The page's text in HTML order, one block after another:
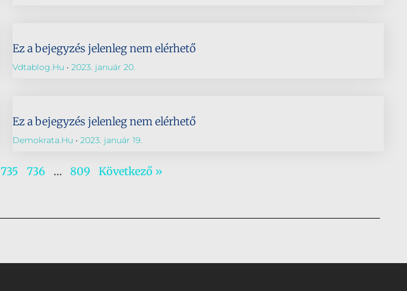
Ez a bejegyzés jelenleg nem elérhető
Vdtablog.hu 2023. január 20.
Ez a bejegyzés jelenleg nem elérhető
Demokrata.hu 2023. január 19.
735 736 … 809 Következő »